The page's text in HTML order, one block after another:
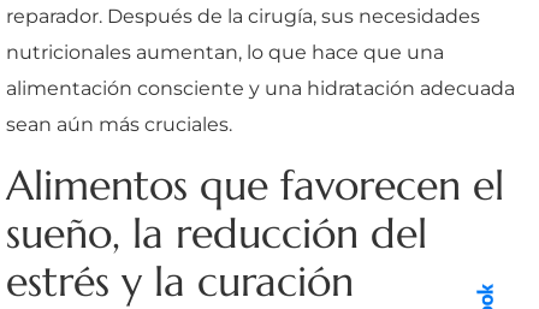
reparador. Después de la cirugía, sus necesidades
nutricionales aumentan, lo que hace que una
alimentación consciente y una hidratación adecuada
sean aún más cruciales.
Alimentos que favorecen el
sueño, la reducción del
estrés y la curación